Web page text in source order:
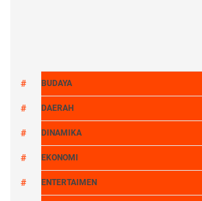
BUDAYA
DAERAH
DINAMIKA
EKONOMI
ENTERTAIMEN